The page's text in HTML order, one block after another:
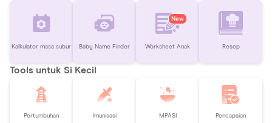
Kalkulator masa subur Baby Name Finder
New
Worksheet Anak Resep
Tools untuk Si Kecil
Pertumbuhan Imunisasi MPASI Pencapaian